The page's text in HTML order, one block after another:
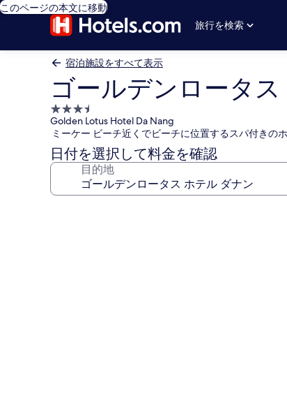
このページの本文に移動
旅行を検索
宿泊施設をすべて表示
ゴールデンロータ
3.5
つ
星
宿
泊
Golden Lotus Hotel Da Nang
ミーケー ビーチ近くでビーチに位置するスパ付きの
日付を選択して料金を確認
目的地